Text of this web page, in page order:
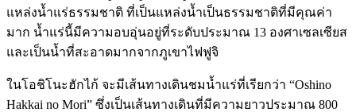
แหล่งน้ำแร่ธรรมชาติ ที่เป็นแหล่งน้ำเป็นธรรมชาติที่มีคุณค่า
มาก น้ำแร่นี้มีความอบอุ่นอยู่ที่ระดับประมาณ 13 องศาเซลเซียส
และเป็นน้ำที่สะอาดมากจากภูเขาไฟฟูจิ
ในโอชิโนะฮักไก้ จะมีเส้นทางเดินชมน้ำแร่ที่เรียกว่า “Oshino
Hakkai no Mori” ซึ่งเป็นเส้นทางเดินที่มีความยาวประมาณ 800